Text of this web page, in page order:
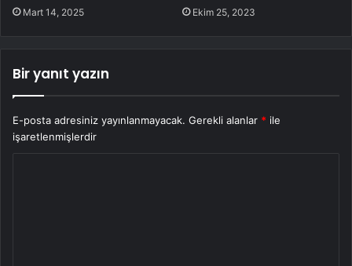
Mart 14, 2025 Ekim 25, 2023
Bir yanıt yazın
E-posta adresiniz yayınlanmayacak. Gerekli alanlar * ile
işaretlenmişlerdir